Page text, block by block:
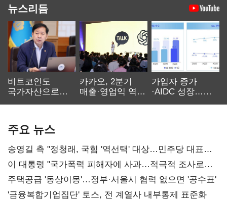
뉴스리듬
비트코인도
국가자산으로…'
카카오, 2분기
매출·영업익 역대
가입자 증가
·AIDC 성장…
주요 뉴스
송영길 측 "정청래, 국힘 '역선택' 대상…민주당 대표로
총선 지휘 못해"
이 대통령 "국가폭력 피해자에 사과…적극적 조사로
진실 밝혀야"
주택공급 '동상이몽'…정부·서울시 협력 없으면 '공수표'
'금융복합기업집단' 토스, 전 계열사 내부통제 표준화